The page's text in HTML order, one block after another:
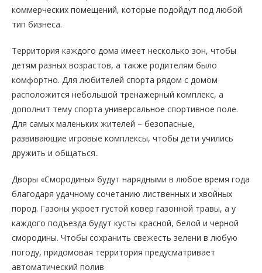
коммерческих помещений, которые подойдут под любой
тип бизнеса.
Территория каждого дома имеет несколько зон, чтобы
детям разных возрастов, а также родителям было
комфортно. Для любителей спорта рядом с домом
расположится небольшой тренажерный комплекс, а
дополнит тему спорта универсальное спортивное поле.
Для самых маленьких жителей – безопасные,
развивающие игровые комплексы, чтобы дети учились
дружить и общаться..
Дворы «Смородины» будут нарядными в любое время года
благодаря удачному сочетанию лиственных и хвойных
пород. Газоны укроет густой ковер газонной травы, а у
каждого подъезда будут кусты красной, белой и черной
смородины. Чтобы сохранить свежесть зелени в любую
погоду, придомовая территория предусматривает
автоматический полив